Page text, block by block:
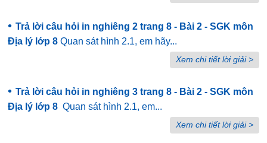
• Trả lời câu hỏi in nghiêng 2 trang 8 - Bài 2 - SGK môn
Địa lý lớp 8 Quan sát hình 2.1, em hãy...
Xem chi tiết lời giải >
• Trả lời câu hỏi in nghiêng 3 trang 8 - Bài 2 - SGK môn
Địa lý lớp 8 Quan sát hình 2.1, em...
Xem chi tiết lời giải >